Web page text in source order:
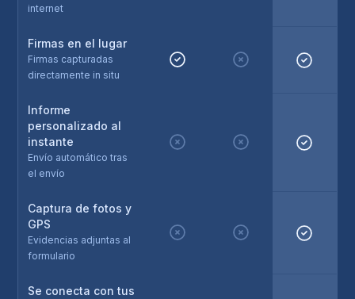
internet
Firmas en el lugar
Firmas capturadas
directamente in situ
Informe
personalizado al
instante
Envío automático tras
el envío
Captura de fotos y
GPS
Evidencias adjuntas al
formulario
Se conecta con tus